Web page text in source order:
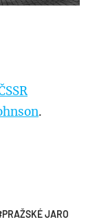
.
PRAŽSKÉ JARO